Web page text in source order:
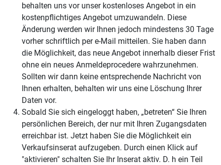
behalten uns vor unser kostenloses Angebot in ein
kostenpflichtiges Angebot umzuwandeln. Diese
Änderung werden wir Ihnen jedoch mindestens 30 Tage
vorher schriftlich per e-Mail mitteilen. Sie haben dann
die Möglichkeit, das neue Angebot innerhalb dieser Frist
ohne ein neues Anmeldeprocedere wahrzunehmen.
Sollten wir dann keine entsprechende Nachricht von
Ihnen erhalten, behalten wir uns eine Löschung Ihrer
Daten vor.
Sobald Sie sich eingeloggt haben, „betreten“ Sie Ihren
persönlichen Bereich, der nur mit Ihren Zugangsdaten
erreichbar ist. Jetzt haben Sie die Möglichkeit ein
Verkaufsinserat aufzugeben. Durch einen Klick auf
"aktivieren" schalten Sie Ihr Inserat aktiv. D. h ein Teil